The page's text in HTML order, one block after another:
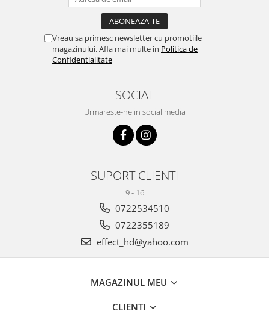
Vreau sa primesc newsletter cu promotiile
magazinului. Afla mai multe in Politica de
Confidentialitate
SOCIAL
Urmareste-ne in social media
SUPORT CLIENTI
9 - 16
0722534510
0722355189
effect_hd@yahoo.com
MAGAZINUL MEU
CLIENTI